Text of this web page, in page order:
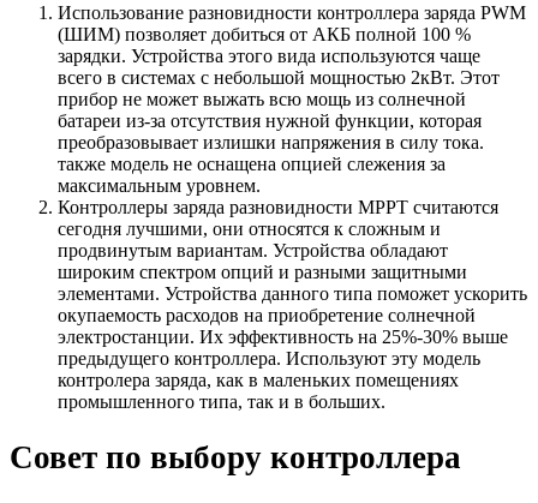
Использование разновидности контроллера заряда PWM
(ШИМ) позволяет добиться от АКБ полной 100 %
зарядки. Устройства этого вида используются чаще
всего в системах с небольшой мощностью 2кВт. Этот
прибор не может выжать всю мощь из солнечной
батареи из-за отсутствия нужной функции, которая
преобразовывает излишки напряжения в силу тока.
также модель не оснащена опцией слежения за
максимальным уровнем.
Контроллеры заряда разновидности МРРТ считаются
сегодня лучшими, они относятся к сложным и
продвинутым вариантам. Устройства обладают
широким спектром опций и разными защитными
элементами. Устройства данного типа поможет ускорить
окупаемость расходов на приобретение солнечной
электростанции. Их эффективность на 25%-30% выше
предыдущего контроллера. Используют эту модель
контролера заряда, как в маленьких помещениях
промышленного типа, так и в больших.
Совет по выбору контроллера